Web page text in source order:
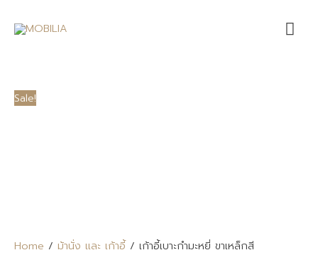
Sale!
Home / ม้านั่ง และ เก้าอี้/ เก้าอี้เบาะกำมะหยี่ ขาเหล็กสี